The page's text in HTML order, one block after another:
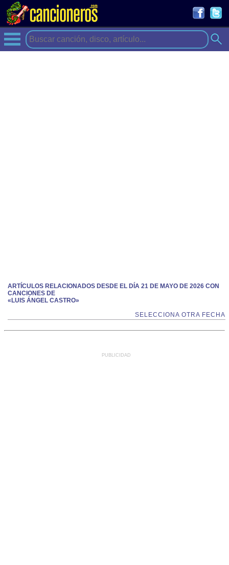
ARTÍCULOS RELACIONADOS DESDE EL DÍA 21 DE MAYO DE 2026 CON
CANCIONES DE
«LUIS ÁNGEL CASTRO»
SELECCIONA OTRA FECHA
PUBLICIDAD